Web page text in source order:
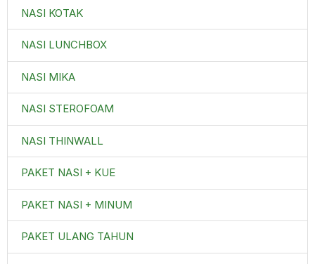
NASI KOTAK
NASI LUNCHBOX
NASI MIKA
NASI STEROFOAM
NASI THINWALL
PAKET NASI + KUE
PAKET NASI + MINUM
PAKET ULANG TAHUN